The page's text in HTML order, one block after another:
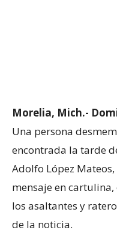
Morelia, Mich.-
Una persona
encontrada la tarde
Adolfo López
mensaje en
los asaltantes y
de la noticia.